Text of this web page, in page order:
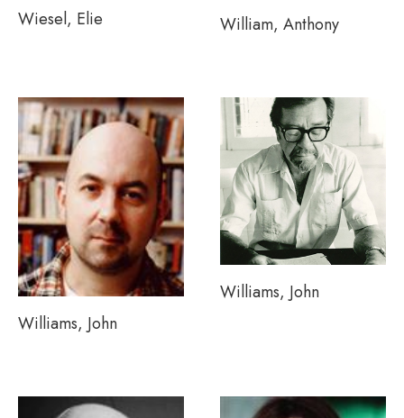
Wiesel, Elie William, Anthony
Williams, John
Williams, John